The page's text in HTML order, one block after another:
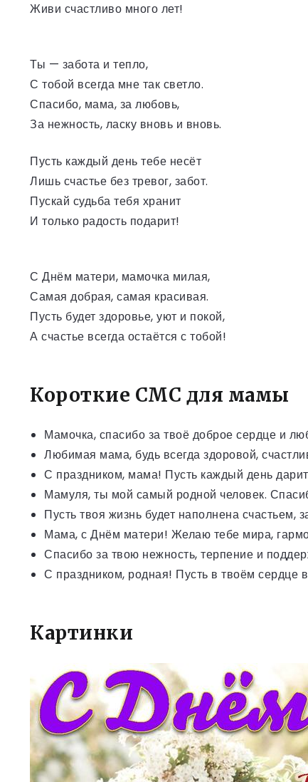
Живи счастливо много лет!
Ты — забота и тепло,
С тобой всегда мне так светло.
Спасибо, мама, за любовь,
За нежность, ласку вновь и вновь.
Пусть каждый день тебе несёт
Лишь счастье без тревог, забот.
Пускай судьба тебя хранит
И только радость подарит!
С Днём матери, мамочка милая,
Самая добрая, самая красивая.
Пусть будет здоровье, уют и покой,
А счастье всегда остаётся с тобой!
Короткие СМС для мамы
Мамочка, спасибо за твоё доброе сердце и
Любимая мама, будь всегда здоровой,
С праздником, мама! Пусть каждый день
Мамуля, ты мой самый родной человек.
Пусть твоя жизнь будет наполнена счастьем,
Мама, с Днём матери! Желаю тебе мира,
Спасибо за твою нежность, терпение и
С праздником, родная! Пусть в твоём сердце
Картинки